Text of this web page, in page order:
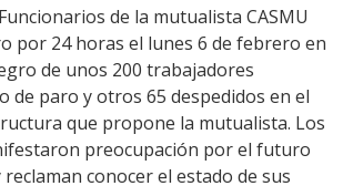
Link
de la mutualista CASMU
por 24 horas el lunes 6 de febrero en
de unos 200 trabajadores
de paro y otros 65 despedidos en el
que propone la mutualista. Los
preocupación por el futuro
conocer el estado de sus